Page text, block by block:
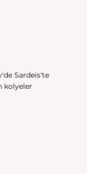
Sardeis'te
kolyeler